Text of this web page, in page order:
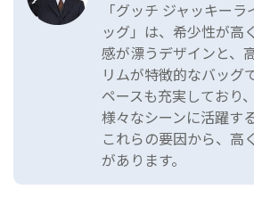
「グッチ ジャッキー
ッグ」は、希少性が高
感が漂うデザインと、
リムが特徴的なバッグ
ペースも充実しており
様々なシーンに活躍す
これらの要因から、高
があります。